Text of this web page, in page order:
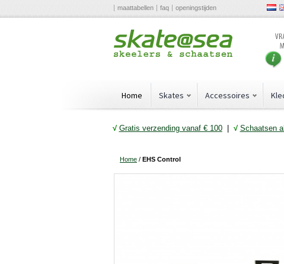
maattabellen faq openingstijden
Home Skates Accessoires
√ Gratis verzending vanaf € 100| √ Schaatsen
Home / EHS Control